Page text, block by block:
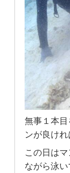
無事１本
ンが良け
この日は
ながら泳